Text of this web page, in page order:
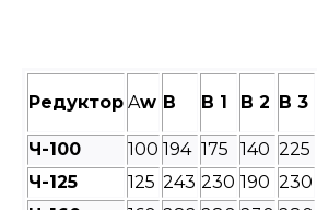
Редуктор Aw B B 1 B 2 B 3
Ч-100 100 194 175 140 225
Ч-125
125 243 230 190 230